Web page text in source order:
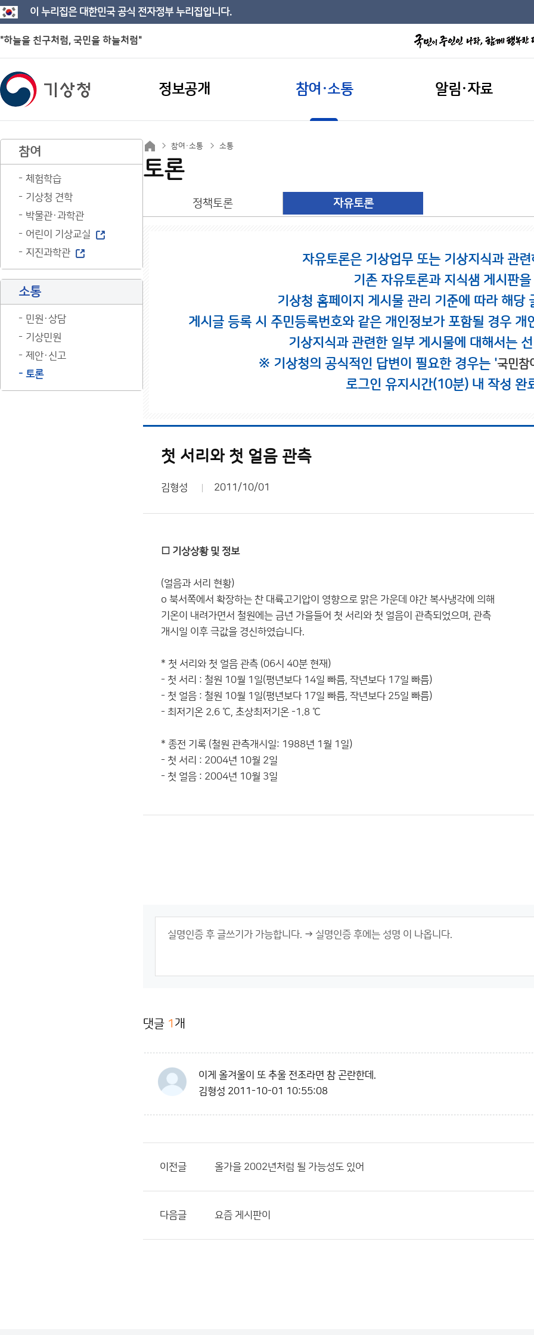
이 누리집은 대한민국 공식 전자정부 누리집입니다.
"하늘을 친구처럼, 국민을 하늘처럼"
정보공개 참여·소통 알림·자료
참여
체험학습
기상청 견학
박물관·과학관
어린이 기상교실
지진과학관
소통
민원·상담
기상민원
제안·신고
토론
참여·소통 소통
토론
정책토론 자유토론
자유토론은 기상업무 또는 기상지식과 관
기존 자유토론과 지식샘 게시판
기상청 홈페이지 게시물 관리 기준에 따라 해당
게시글 등록 시 주민등록번호와 같은 개인정보가 포함될 경우
기상지식과 관련한 일부 게시물에 대해서는
※ 기상청의 공식적인 답변이 필요한 경우는 '국민참
로그인 유지시간(10분) 내 작성 완
첫 서리와 첫 얼음 관측
김형성 2011/10/01
□ 기상상황 및 정보
(얼음과 서리 현황)
o 북서쪽에서 확장하는 찬 대륙고기압이 영향으로 맑은 가운데 야간 복사냉각에 의해
기온이 내려가면서 철원에는 금년 가을들어 첫 서리와 첫 얼음이 관측되었으며, 관측
개시일 이후 극값을 경신하였습니다.
* 첫 서리와 첫 얼음 관측 (06시 40분 현재)
- 첫 서리 : 철원 10월 1일(평년보다 14일 빠름, 작년보다 17일 빠름)
- 첫 얼음 : 철원 10월 1일(평년보다 17일 빠름, 작년보다 25일 빠름)
- 최저기온 2.6 ℃, 초상최저기온 -1.8 ℃
* 종전 기록 (철원 관측개시일: 1988년 1월 1일)
- 첫 서리 : 2004년 10월 2일
- 첫 얼음 : 2004년 10월 3일
댓글 1 개
이게 올겨울이 또 추울 전조라면 참 곤란한데.
김형성 2011-10-01 10:55:08
이전글 올가을 2002년처럼 될 가능성도 있어
다음글 요즘 게시판이